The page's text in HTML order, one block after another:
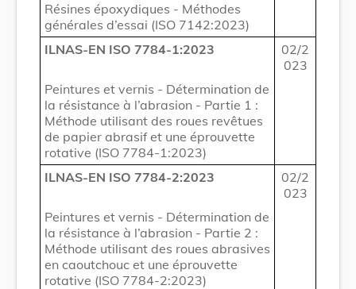
Résines époxydiques - Méthodes
générales d’essai (ISO 7142:2023)
ILNAS-EN ISO 7784-1:2023
02/2
023
Peintures et vernis - Détermination de
la résistance à l’abrasion - Partie 1 :
Méthode utilisant des roues revêtues
de papier abrasif et une éprouvette
rotative (ISO 7784-1:2023)
ILNAS-EN ISO 7784-2:2023
02/2
023
Peintures et vernis - Détermination de
la résistance à l’abrasion - Partie 2 :
Méthode utilisant des roues abrasives
en caoutchouc et une éprouvette
rotative (ISO 7784-2:2023)